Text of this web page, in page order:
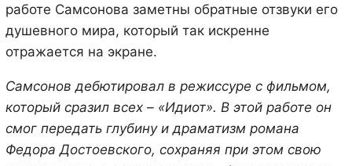
работе Самсонова заметны обратные отзвуки его
душевного мира, который так искренне
отражается на экране.
Самсонов дебютировал в режиссуре с фильмом,
который сразил всех – «Идиот». В этой работе он
смог передать глубину и драматизм романа
Федора Достоевского, сохраняя при этом свою